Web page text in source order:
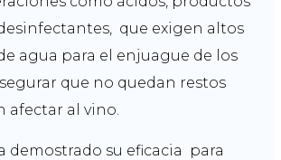
que exigen altos
agua para el enjuague de los
que no quedan restos
afectar al vino.
demostrado su eficacia para